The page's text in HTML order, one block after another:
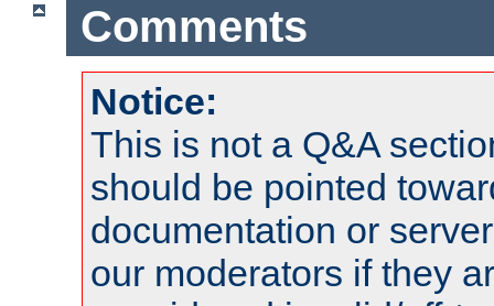
Comments
Notice:
This is not a Q&A
should be pointed
documentation or
our moderators if they